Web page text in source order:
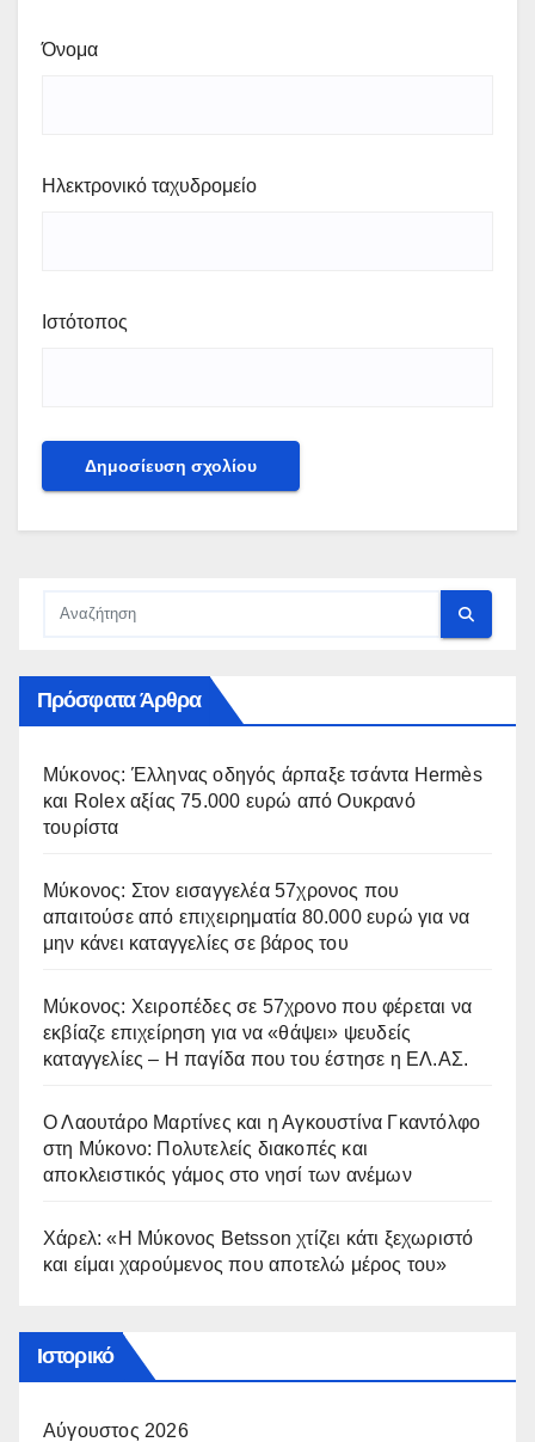
Όνομα
Ηλεκτρονικό ταχυδρομείο
Ιστότοπος
Πρόσφατα Άρθρα
Μύκονος: Έλληνας οδηγός άρπαξε τσάντα Hermès
και Rolex αξίας 75.000 ευρώ από Ουκρανό
τουρίστα
Μύκονος: Στον εισαγγελέα 57χρονος που
απαιτούσε από επιχειρηματία 80.000 ευρώ για να
μην κάνει καταγγελίες σε βάρος του
Μύκονος: Χειροπέδες σε 57χρονο που φέρεται να
εκβίαζε επιχείρηση για να «θάψει» ψευδείς
καταγγελίες – Η παγίδα που του έστησε η ΕΛ.ΑΣ.
Ο Λαουτάρο Μαρτίνες και η Αγκουστίνα Γκαντόλφο
στη Μύκονο: Πολυτελείς διακοπές και
αποκλειστικός γάμος στο νησί των ανέμων
Χάρελ: «Η Μύκονος Betsson χτίζει κάτι ξεχωριστό
και είμαι χαρούμενος που αποτελώ μέρος του»
Ιστορικό
Αύγουστος 2026